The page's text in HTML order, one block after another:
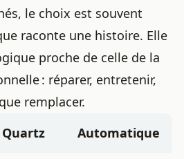
le choix est souvent
raconte une histoire. Elle
proche de celle de la
: réparer, entretenir,
remplacer.
Quartz Automatique